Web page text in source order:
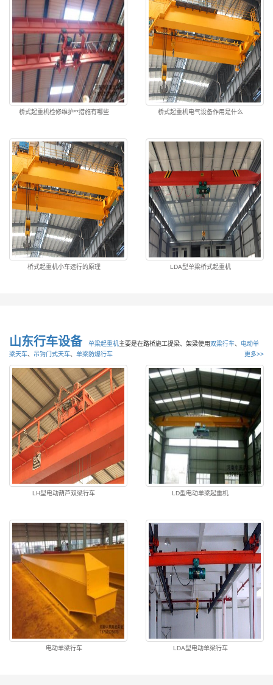
桥式起重机检修维护**措施有哪些 桥式起重机电气设备作用是什么
桥式起重机小车运行的原理 LDA型单梁桥式起重机
山东行车设备 单梁起重机主要是在路桥施工提梁、架梁使用 双梁行车、 电动单
梁天车、 吊钩门式天车、 单梁防爆行车 更多>>
LH型电动葫芦双梁行车 LD型电动单梁起重机
电动单梁行车 LDA型电动单梁行车